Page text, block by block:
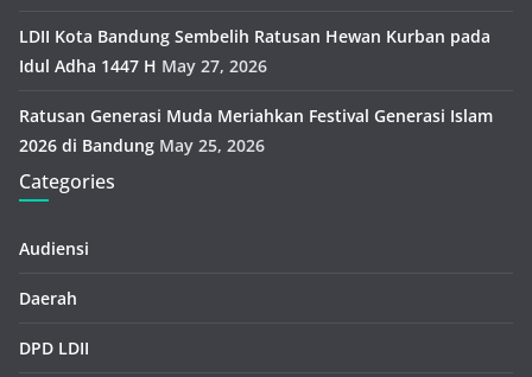
LDII Kota Bandung Sembelih Ratusan Hewan Kurban pada
Idul Adha 1447 H May 27, 2026
Ratusan Generasi Muda Meriahkan Festival Generasi Islam
2026 di Bandung May 25, 2026
Categories
Audiensi
Daerah
DPD LDII